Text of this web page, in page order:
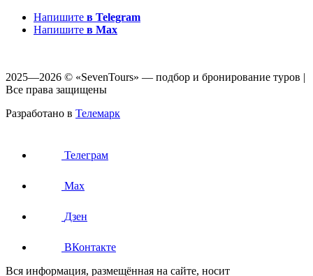
Напишите в Telegram
Напишите в Max
2025—2026 © «SevenTours» — подбор и бронирование туров |
Все права защищены
Разработано в Телемарк
Телеграм
Max
Дзен
ВКонтакте
Вся информация, размещённая на сайте, носит